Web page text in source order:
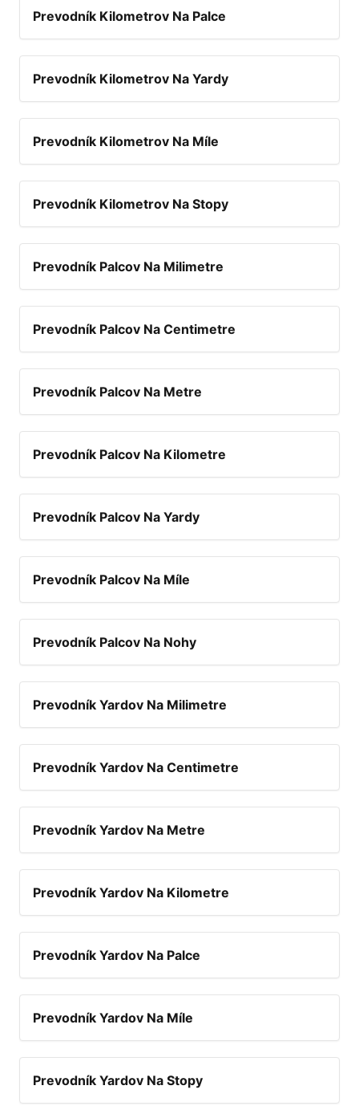
Prevodník Kilometrov Na Palce
Prevodník Kilometrov Na Yardy
Prevodník Kilometrov Na Míle
Prevodník Kilometrov Na Stopy
Prevodník Palcov Na Milimetre
Prevodník Palcov Na Centimetre
Prevodník Palcov Na Metre
Prevodník Palcov Na Kilometre
Prevodník Palcov Na Yardy
Prevodník Palcov Na Míle
Prevodník Palcov Na Nohy
Prevodník Yardov Na Milimetre
Prevodník Yardov Na Centimetre
Prevodník Yardov Na Metre
Prevodník Yardov Na Kilometre
Prevodník Yardov Na Palce
Prevodník Yardov Na Míle
Prevodník Yardov Na Stopy